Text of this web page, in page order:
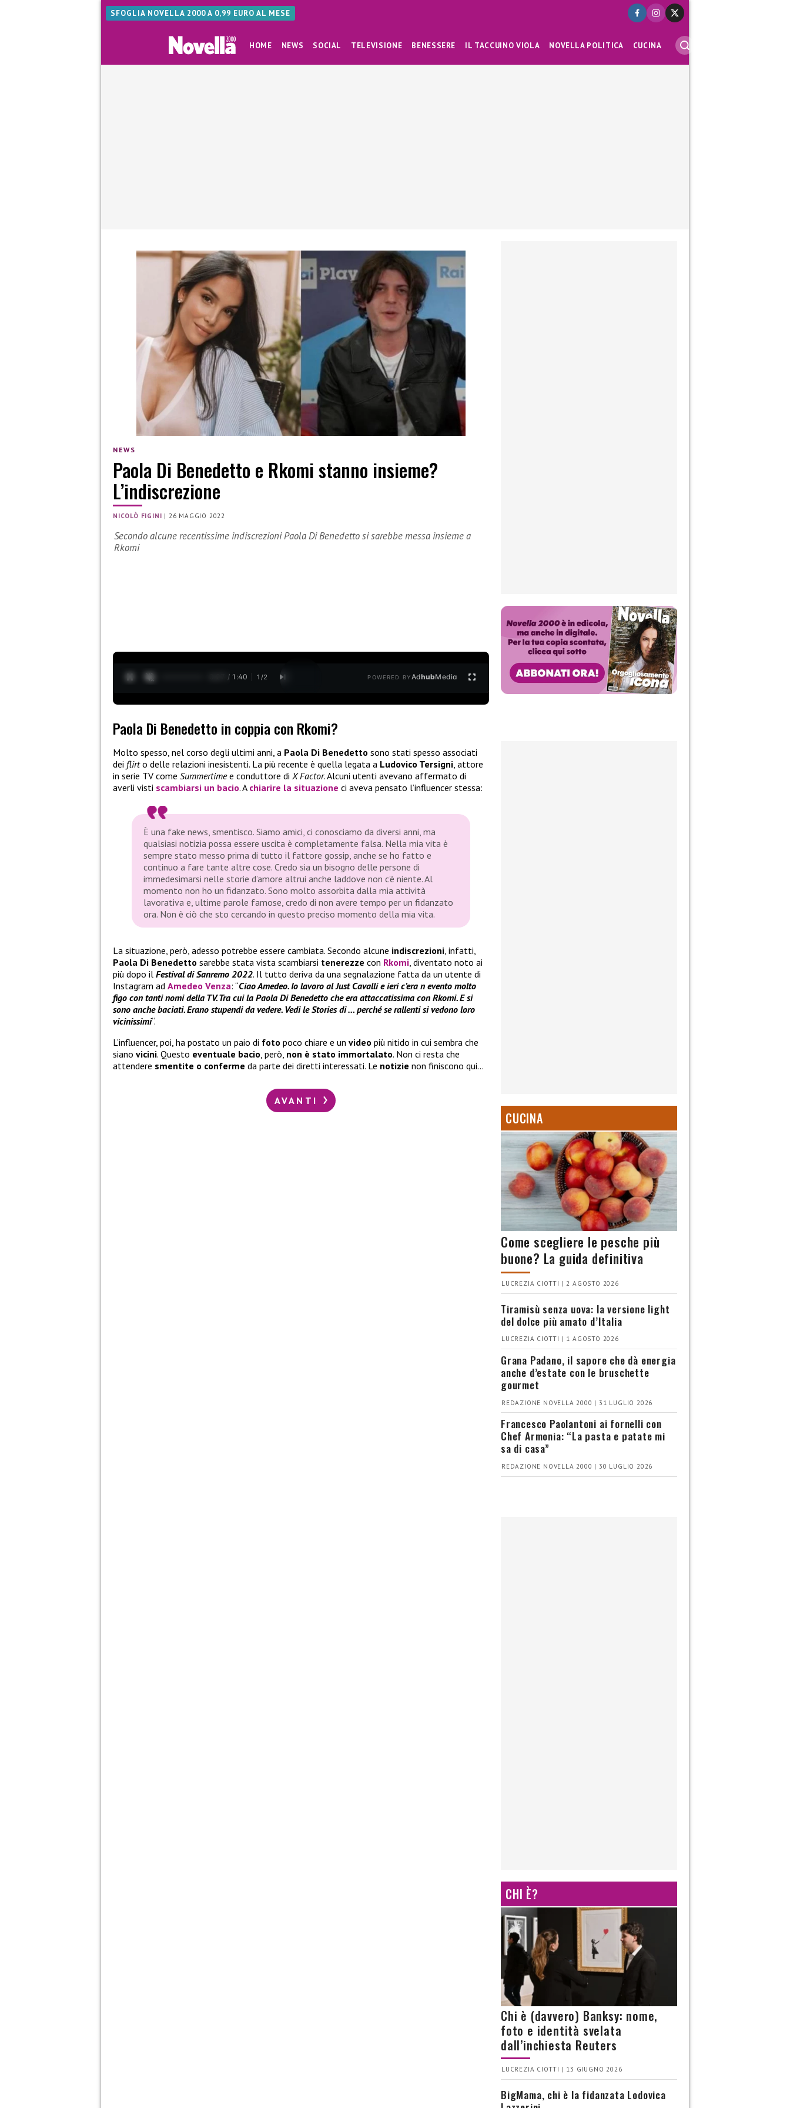
SFOGLIA NOVELLA 2000 A 0,99 EURO AL MESE
HOME NEWS SOCIAL TELEVISIONE BENESSERE IL TACCUINO VIOLA NOVELLA POLITICA CUCINA
NEWS
Paola Di Benedetto e Rkomi stanno insieme?
L’indiscrezione
NICOLÒ FIGINI | 26 MAGGIO 2022
Secondo alcune recentissime indiscrezioni Paola Di Benedetto si sarebbe messa insieme a
Rkomi
0:28 / 1:40 1 /2 POWERED BYAdhubMedia
Paola Di Benedetto in coppia con Rkomi?
Molto spesso, nel corso degli ultimi anni, a Paola Di Benedetto sono stati spesso associati
dei flirto delle relazioni inesistenti. La più recente è quella legata a Ludovico Tersigni, attore
in serie TV come Summertimee conduttore di X Factor. Alcuni utenti avevano affermato di
averli visti scambiarsi un bacio. A chiarire la situazione ci aveva pensato l’influencer stessa:
È una fake news, smentisco. Siamo amici, ci conosciamo da diversi anni, ma
qualsiasi notizia possa essere uscita è completamente falsa. Nella mia vita è
sempre stato messo prima di tutto il fattore gossip, anche se ho fatto e
continuo a fare tante altre cose. Credo sia un bisogno delle persone di
immedesimarsi nelle storie d’amore altrui anche laddove non c’è niente. Al
momento non ho un fidanzato. Sono molto assorbita dalla mia attività
lavorativa e, ultime parole famose, credo di non avere tempo per un fidanzato
ora. Non è ciò che sto cercando in questo preciso momento della mia vita.
La situazione, però, adesso potrebbe essere cambiata. Secondo alcune indiscrezioni, infatti,
Paola Di Benedetto sarebbe stata vista scambiarsi tenerezze con Rkomi, diventato noto ai
più dopo il Festival di Sanremo 2022. Il tutto deriva da una segnalazione fatta da un utente di
Instagram ad Amedeo Venza: “Ciao Amedeo. Io lavoro al Just Cavalli e ieri c’era n evento molto
figo con tanti nomi della TV. Tra cui la Paola Di Benedetto che era attaccatissima con Rkomi. E si
sono anche baciati. Erano stupendi da vedere. Vedi le Stories di … perché se rallenti si vedono loro
vicinissimi“.
L’influencer, poi, ha postato un paio di foto poco chiare e un video più nitido in cui sembra che
siano vicini. Questo eventuale bacio, però, non è stato immortalato. Non ci resta che
attendere smentite o conferme da parte dei diretti interessati. Le notizie non finiscono qui…
AVANTI
CUCINA
Come scegliere le pesche più
buone? La guida definitiva
LUCREZIA CIOTTI | 2 AGOSTO 2026
Tiramisù senza uova: la versione light
del dolce più amato d’Italia
LUCREZIA CIOTTI | 1 AGOSTO 2026
Grana Padano, il sapore che dà energia
anche d’estate con le bruschette
gourmet
REDAZIONE NOVELLA 2000 | 31 LUGLIO 2026
Francesco Paolantoni ai fornelli con
Chef Armonia: “La pasta e patate mi
sa di casa”
REDAZIONE NOVELLA 2000 | 30 LUGLIO 2026
CHI È?
Chi è (davvero) Banksy: nome,
foto e identità svelata
dall’inchiesta Reuters
LUCREZIA CIOTTI | 13 GIUGNO 2026
BigMama, chi è la fidanzata Lodovica